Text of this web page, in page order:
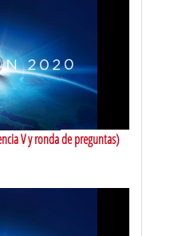
V y ronda de preguntas)